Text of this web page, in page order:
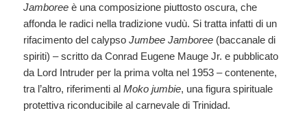
Jamboree è una composizione piuttosto oscura, che
affonda le radici nella tradizione vudù. Si tratta infatti di un
rifacimento del calypsoJumbee Jamboree (baccanale di
spiriti) – scritto da Conrad Eugene Mauge Jr. e pubblicato
da Lord Intruder per la prima volta nel 1953 – contenente,
tra l’altro, riferimenti alMoko jumbie, una figura spirituale
protettiva riconducibile al carnevale di Trinidad.